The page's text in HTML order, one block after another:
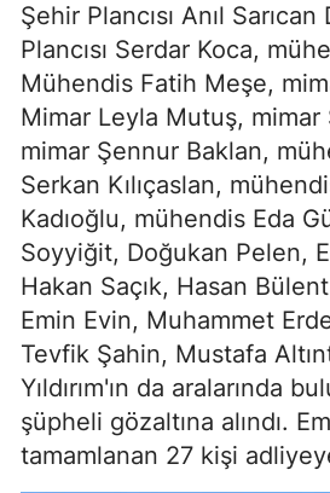
Şehir Plancısı Anıl
Plancısı Serdar Koca,
Mühendis Fatih Meşe,
Mimar Leyla Mutuş, mimar
mimar Şennur Baklan,
Serkan Kılıçaslan,
Kadıoğlu, mühendis Eda
Soyyiğit, Doğukan Pelen,
Hakan Saçık, Hasan
Emin Evin, Muhammet
Tevfik Şahin, Mustafa
Yıldırım'ın da aralarında
şüpheli gözaltına alındı.
tamamlanan 27 kişi